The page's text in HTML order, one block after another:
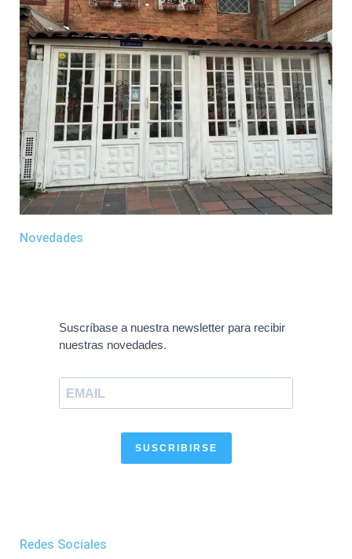
Novedades
Suscríbase a nuestra newsletter para recibir
nuestras novedades.
SUSCRIBIRSE
Redes Sociales